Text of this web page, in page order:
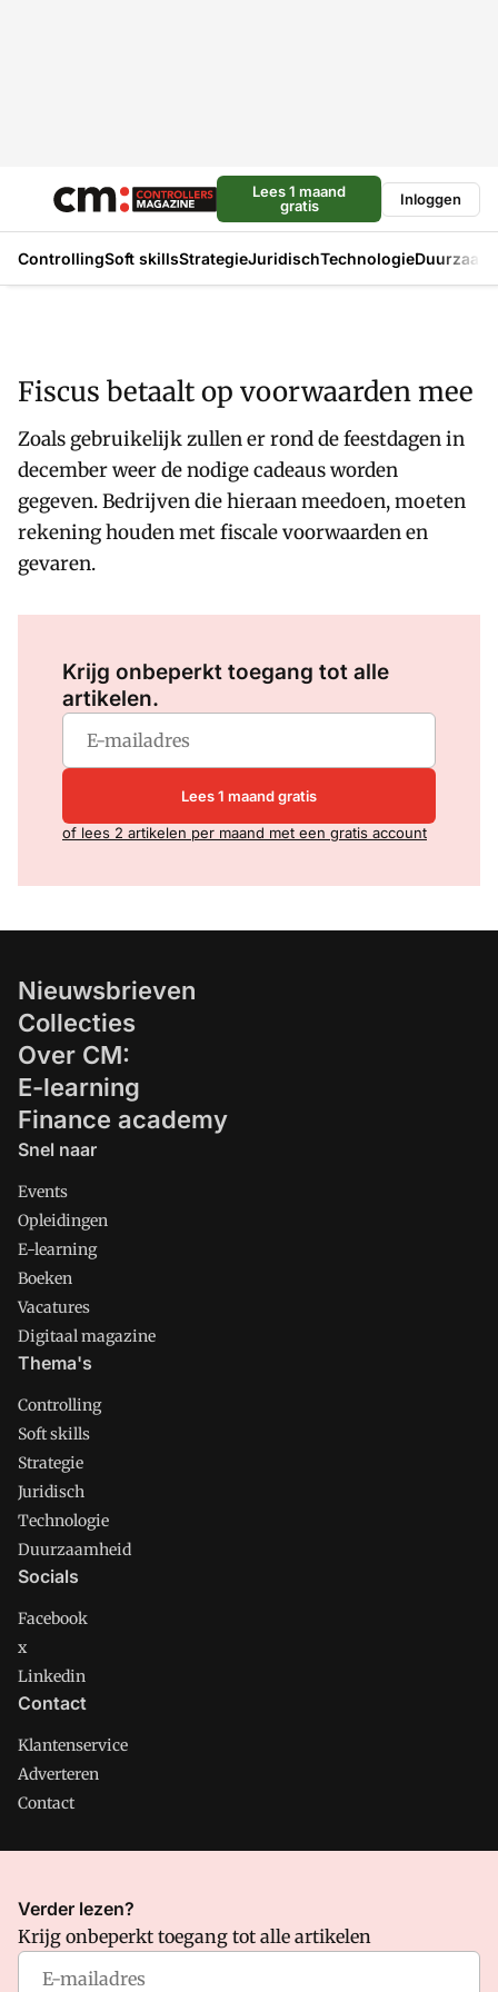
Lees 1 maand
gratis
Inloggen
ControllingSoft skillsStrategieJuridischTechnologie
Fiscus betaalt op voorwaarden mee
Zoals gebruikelijk zullen er rond de feestdagen in
december weer de nodige cadeaus worden
gegeven. Bedrijven die hieraan meedoen, moeten
rekening houden met fiscale voorwaarden en
gevaren.
Krijg onbeperkt toegang tot alle
artikelen.
Lees 1 maand gratis
of lees 2 artikelen per maand met een gratis account
Nieuwsbrieven
Collecties
Over CM:
E-learning
Finance academy
Snel naar
Events
Opleidingen
E-learning
Boeken
Vacatures
Digitaal magazine
Thema's
Controlling
Soft skills
Strategie
Juridisch
Technologie
Duurzaamheid
Socials
Facebook
x
Linkedin
Contact
Klantenservice
Adverteren
Contact
CMweb is onderdeel van VMN media. Lees in
waar VMN media voor staat. Op gebruik van deze site zijn de
volgende regelingen van toepassing:Algemene Voorwaarden
Privacy en Cookie beleid
Verder lezen?
Krijg onbeperkt toegang tot alle artikelen